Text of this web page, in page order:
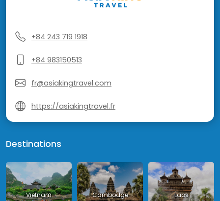
+84 243 719 1918
+84 983150513
fr@asiakingtravel.com
https://asiakingtravel.fr
Destinations
Vietnam Cambodge Laos